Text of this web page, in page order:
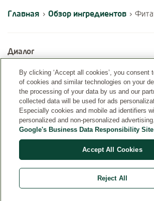
Главная › Обзор ингредиентов ›
Диалог
Информация
By clicking ‘Accept all cookies’, you consent
of cookies and similar technologies on your
the processing of your data by us and our
collected data will be used for ads
Especially cookies and mobile ad identifiers
personalized and non-personalized advertising.
Google's Business Data Responsibility Site
Accept All Cookies
Reject All